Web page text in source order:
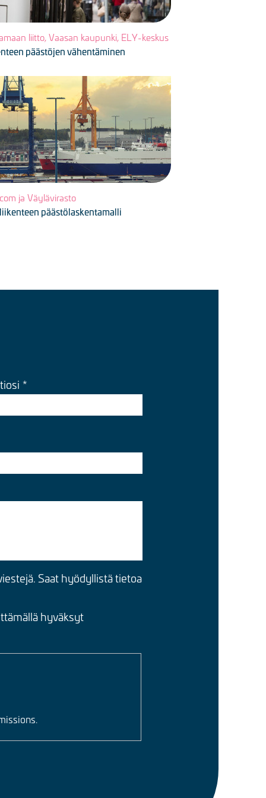
liitto, Vaasan kaupunki, ELY-keskus
päästöjen vähentäminen
ja Väylävirasto
päästölaskentamalli
Saat hyödyllistä tietoa
hyväksyt